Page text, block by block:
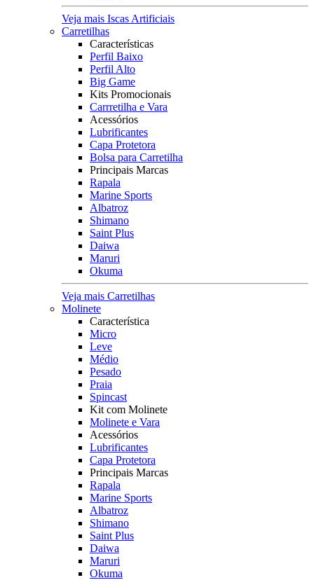
Veja mais Iscas Artificiais
Carretilhas
Características
Perfil Baixo
Perfil Alto
Big Game
Kits Promocionais
Carrretilha e Vara
Acessórios
Lubrificantes
Capa Protetora
Bolsa para Carretilha
Principais Marcas
Rapala
Marine Sports
Albatroz
Shimano
Saint Plus
Daiwa
Maruri
Okuma
Veja mais Carretilhas
Molinete
Característica
Micro
Leve
Médio
Pesado
Praia
Spincast
Kit com Molinete
Molinete e Vara
Acessórios
Lubrificantes
Capa Protetora
Principais Marcas
Rapala
Marine Sports
Albatroz
Shimano
Saint Plus
Daiwa
Maruri
Okuma